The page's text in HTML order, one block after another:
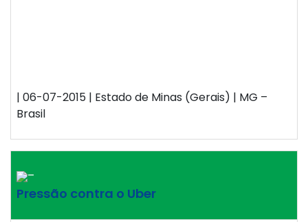
| 06-07-2015 | Estado de Minas (Gerais) | MG –
Brasil
–
Pressão contra o Uber